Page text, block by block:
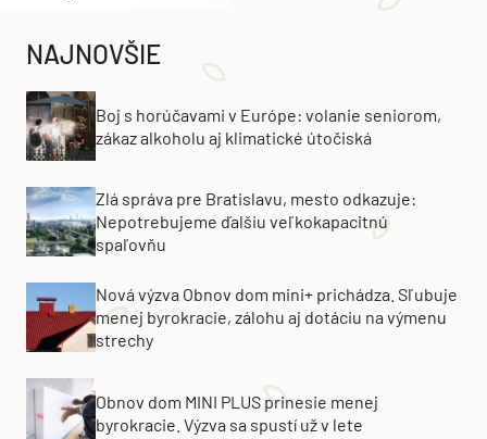
NAJNOVŠIE
Boj s horúčavami v Európe: volanie seniorom,
zákaz alkoholu aj klimatické útočiská
Zlá správa pre Bratislavu, mesto odkazuje:
Nepotrebujeme ďalšiu veľkokapacitnú
spaľovňu
Nová výzva Obnov dom mini+ prichádza. Sľubuje
menej byrokracie, zálohu aj dotáciu na výmenu
strechy
Obnov dom MINI PLUS prinesie menej
byrokracie. Výzva sa spustí už v lete